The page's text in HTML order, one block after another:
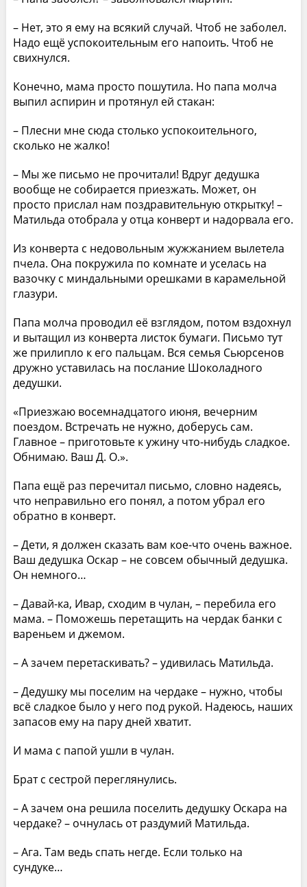
– Нет, это я ему на всякий случай. Чтоб не заболел.
Надо ещё успокоительным его напоить. Чтоб не
свихнулся.
Конечно, мама просто пошутила. Но папа молча
выпил аспирин и протянул ей стакан:
– Плесни мне сюда столько успокоительного,
сколько не жалко!
– Мы же письмо не прочитали! Вдруг дедушка
вообще не собирается приезжать. Может, он
просто прислал нам поздравительную открытку! –
Матильда отобрала у отца конверт и надорвала его.
Из конверта с недовольным жужжанием вылетела
пчела. Она покружила по комнате и уселась на
вазочку с миндальными орешками в карамельной
глазури.
Папа молча проводил её взглядом, потом вздохнул
и вытащил из конверта листок бумаги. Письмо тут
же прилипло к его пальцам. Вся семья Сьюрсенов
дружно уставилась на послание Шоколадного
дедушки.
«Приезжаю восемнадцатого июня, вечерним
поездом. Встречать не нужно, доберусь сам.
Главное – приготовьте к ужину что-нибудь сладкое.
Обнимаю. Ваш Д. О.».
Папа ещё раз перечитал письмо, словно надеясь,
что неправильно его понял, а потом убрал его
обратно в конверт.
– Дети, я должен сказать вам кое-что очень важное.
Ваш дедушка Оскар – не совсем обычный дедушка.
Он немного…
– Давай-ка, Ивар, сходим в чулан, – перебила его
мама. – Поможешь перетащить на чердак банки с
вареньем и джемом.
– А зачем перетаскивать? – удивилась Матильда.
– Дедушку мы поселим на чердаке – нужно, чтобы
всё сладкое было у него под рукой. Надеюсь, наших
запасов ему на пару дней хватит.
И мама с папой ушли в чулан.
Брат с сестрой переглянулись.
– А зачем она решила поселить дедушку Оскара на
чердаке? – очнулась от раздумий Матильда.
– Ага. Там ведь спать негде. Если только на
сундуке…